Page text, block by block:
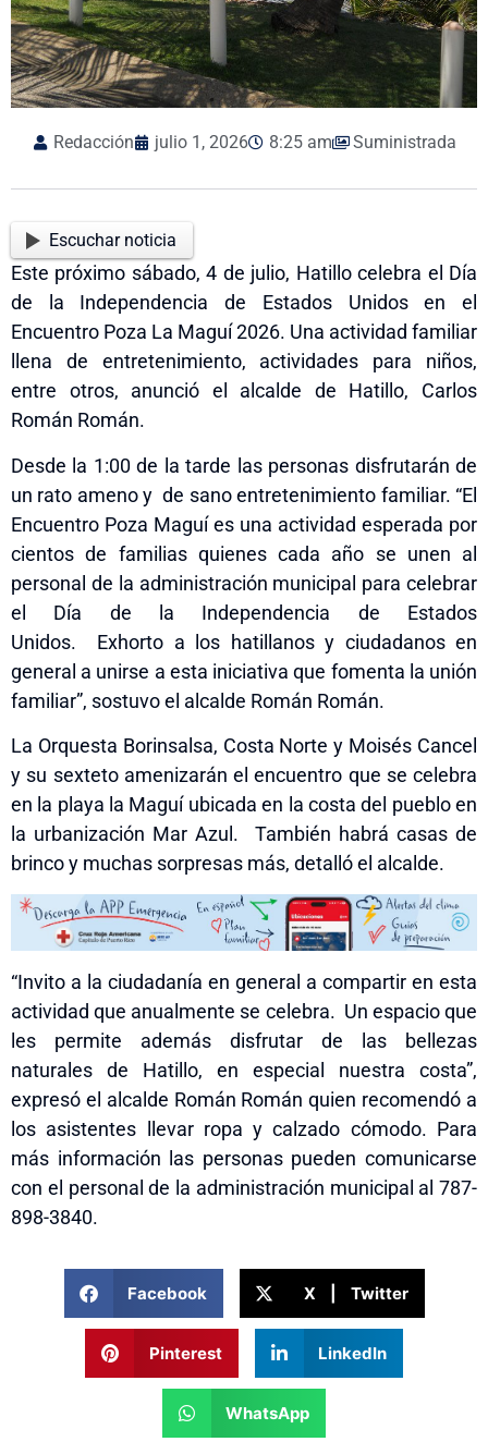
Redacción julio 1, 2026 8:25 am Suministrada
Escuchar noticia
Este próximo sábado, 4 de julio, Hatillo celebra el Día
de la Independencia de Estados Unidos en el
Encuentro Poza La Maguí 2026. Una actividad familiar
llena de entretenimiento, actividades para niños,
entre otros, anunció el alcalde de Hatillo, Carlos
Román Román.
Desde la 1:00 de la tarde las personas disfrutarán de
un rato ameno y de sano entretenimiento familiar. “El
Encuentro Poza Maguí es una actividad esperada por
cientos de familias quienes cada año se unen al
personal de la administración municipal para celebrar
el Día de la Independencia de Estados
Unidos. Exhorto a los hatillanos y ciudadanos en
general a unirse a esta iniciativa que fomenta la unión
familiar”, sostuvo el alcalde Román Román.
La Orquesta Borinsalsa, Costa Norte y Moisés Cancel
y su sexteto amenizarán el encuentro que se celebra
en la playa la Maguí ubicada en la costa del pueblo en
la urbanización Mar Azul. También habrá casas de
brinco y muchas sorpresas más, detalló el alcalde.
“Invito a la ciudadanía en general a compartir en esta
actividad que anualmente se celebra. Un espacio que
les permite además disfrutar de las bellezas
naturales de Hatillo, en especial nuestra costa”,
expresó el alcalde Román Román quien recomendó a
los asistentes llevar ropa y calzado cómodo. Para
más información las personas pueden comunicarse
con el personal de la administración municipal al 787-
898-3840.
Facebook X | Twitter
Pinterest LinkedIn
WhatsApp